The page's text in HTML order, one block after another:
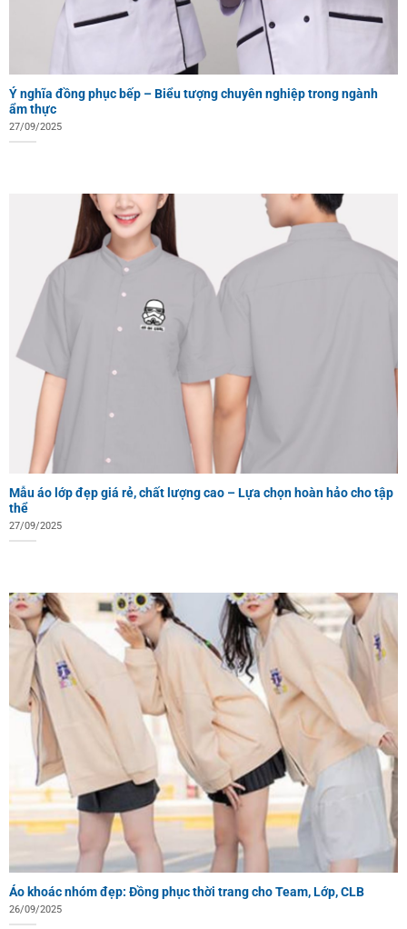
Ý nghĩa đồng phục bếp – Biểu tượng chuyên nghiệp trong ngành
ẩm thực
27/09/2025
Mẫu áo lớp đẹp giá rẻ, chất lượng cao – Lựa chọn hoàn hảo cho tập
thể
27/09/2025
Áo khoác nhóm đẹp: Đồng phục thời trang cho Team, Lớp, CLB
26/09/2025